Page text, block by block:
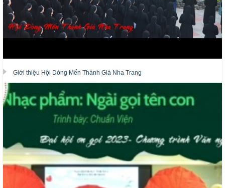
Giới thiệu Hội Dòng Mến Thánh Giá Nha Trang